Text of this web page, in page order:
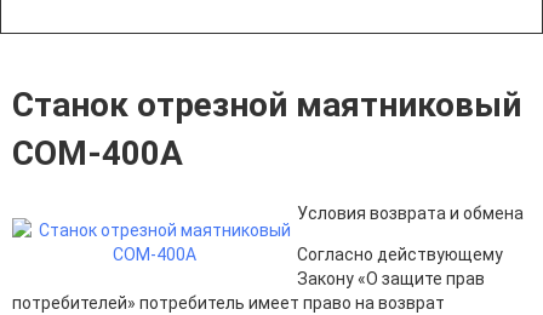
Станок отрезной маятниковый
COM-400A
Условия возврата и обмена
Согласно действующему
Закону «О защите прав
потребителей» потребитель имеет право на возврат